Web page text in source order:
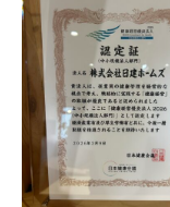
こだ
ゆと
施工
家づ